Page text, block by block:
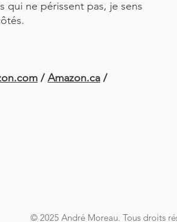
qui ne périssent pas, je sens
/Amazon.ca /
© 2025 André Moreau. Tous droits